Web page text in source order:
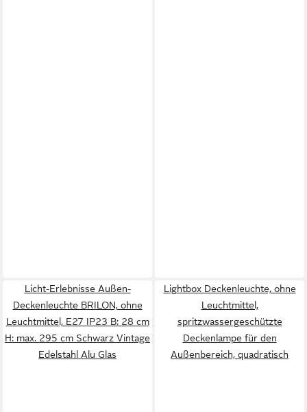
Licht-Erlebnisse Außen-
Deckenleuchte BRILON, ohne
Leuchtmittel, E27 IP23 B: 28 cm
H: max. 295 cm Schwarz Vintage
Edelstahl Alu Glas
Lightbox Deckenleuchte, ohne
Leuchtmittel,
spritzwassergeschützte
Deckenlampe für den
Außenbereich, quadratisch